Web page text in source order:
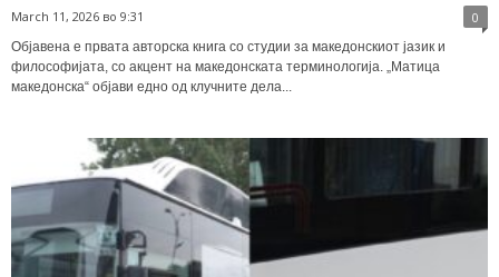
March 11, 2026 во 9:31 0
Објавена е првата авторска книга со студии за македонскиот јазик и
философијата, со акцент на македонската терминологија. „Матица
македонска“ објави едно од клучните дела...